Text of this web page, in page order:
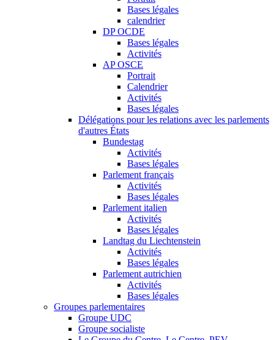
Bases légales
calendrier
DP OCDE
Bases légales
Activités
AP OSCE
Portrait
Calendrier
Activités
Bases légales
Délégations pour les relations avec les parlements
d'autres États
Bundestag
Activités
Bases légales
Parlement français
Activités
Bases légales
Parlement italien
Activités
Bases légales
Landtag du Liechtenstein
Activités
Bases légales
Parlement autrichien
Activités
Bases légales
Groupes parlementaires
Groupe UDC
Groupe socialiste